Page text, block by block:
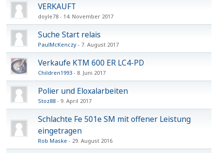
VERKAUFT
doyle78 14. November 2017
Suche Start relais
PaulMcKenczy 7. August 2017
Verkaufe KTM 600 ER LC4-PD
Children1993 8. Juni 2017
Polier und Eloxalarbeiten
Stoz88 9. April 2017
Schlachte Fe 501e SM mit offener Leistung
eingetragen
Rob Maske 29. August 2016